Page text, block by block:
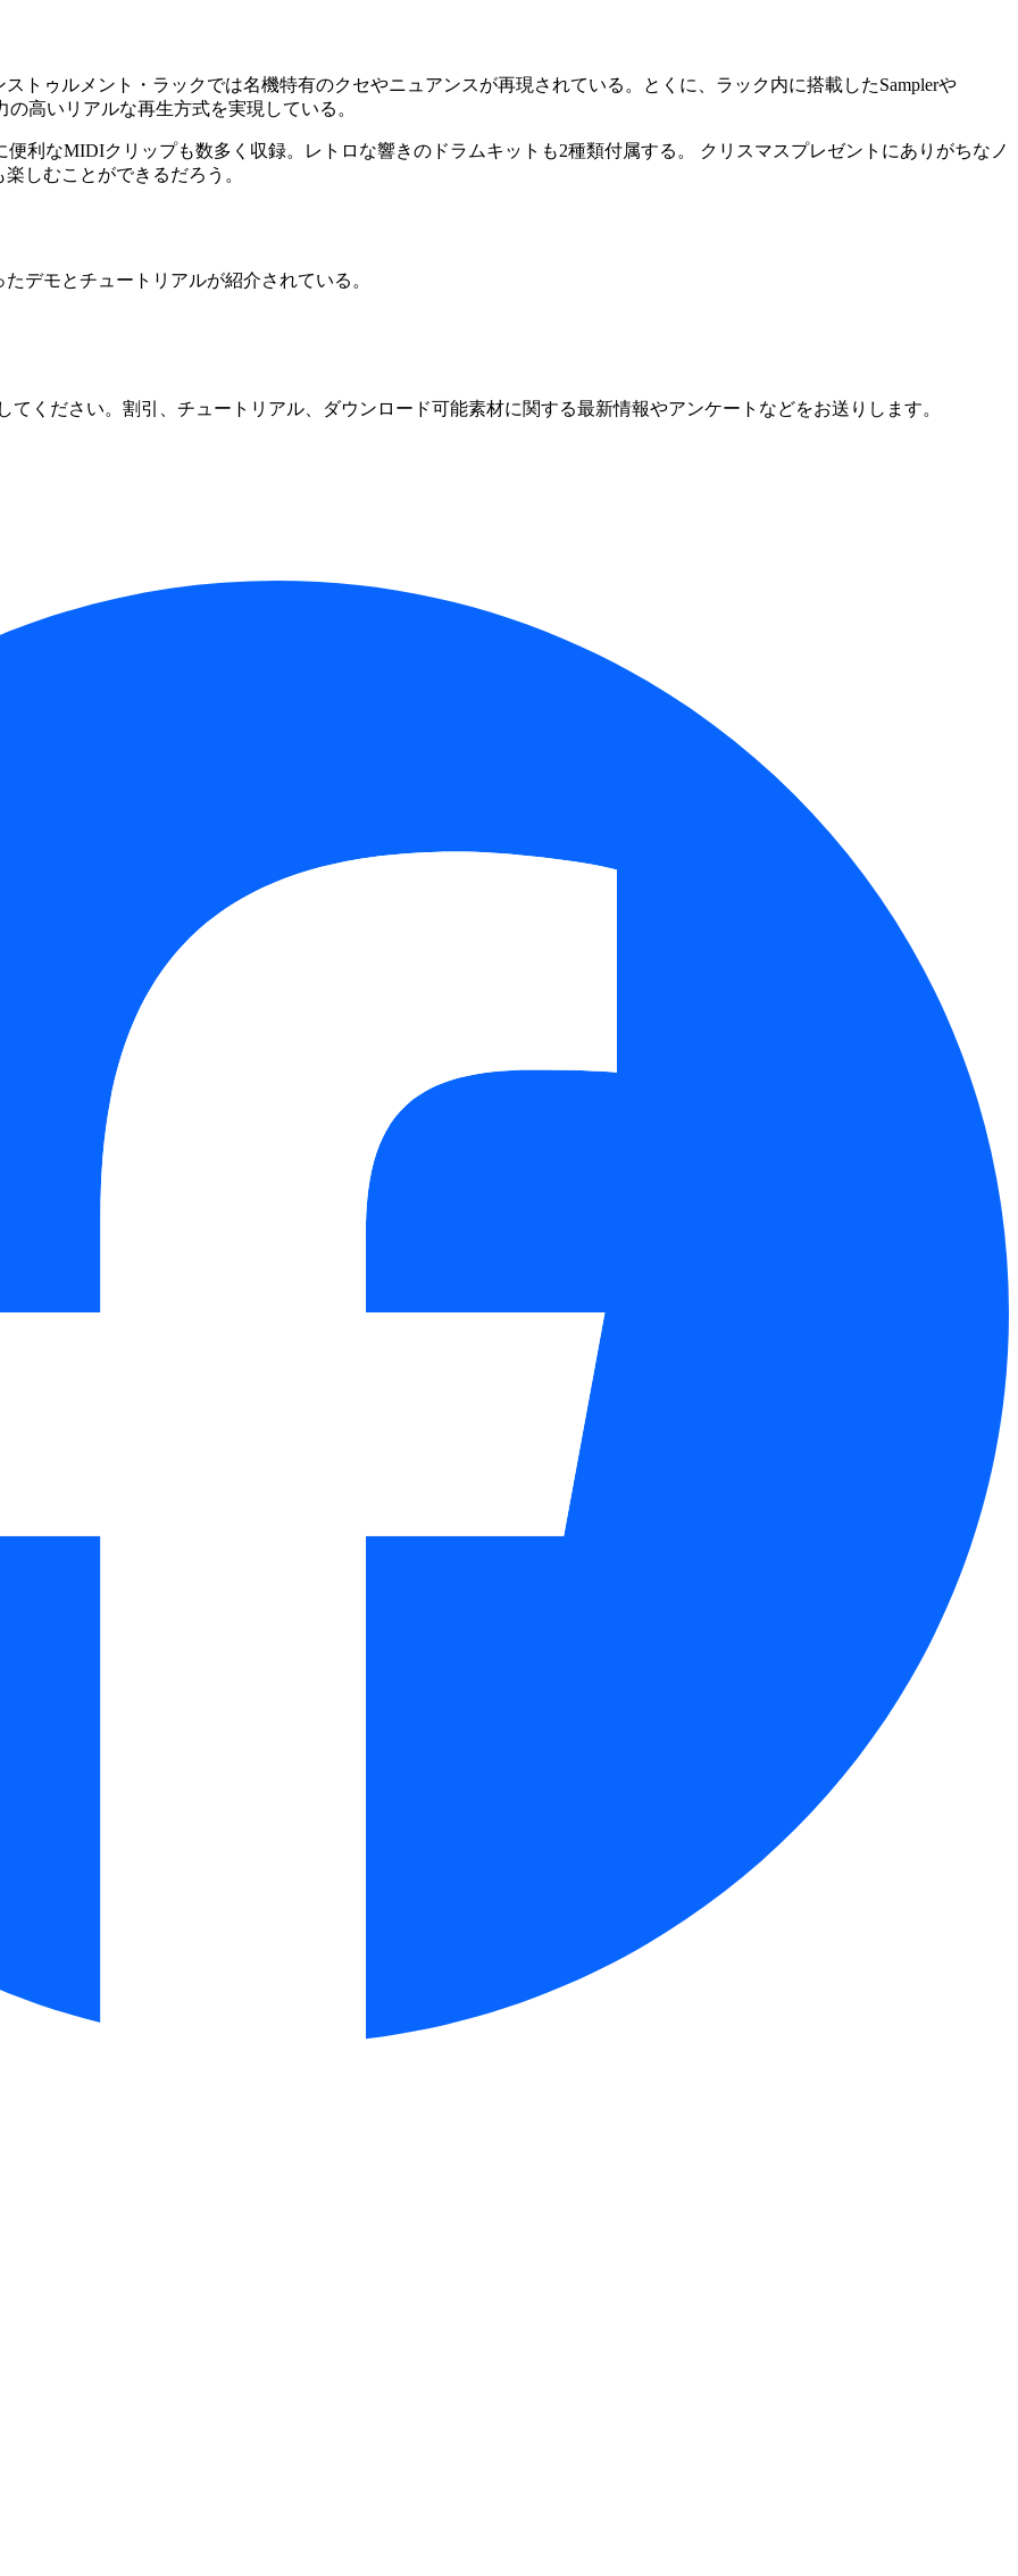
トゥルメント・ラックでは名機特有のクセやニュアンスが再現されている。とくに、ラック内に搭載したSamplerや
高いリアルな再生方式を実現している。
利なMIDIクリップも数多く収録。レトロな響きのドラムキットも2種類付属する。 クリスマスプレゼントにありがちなノ
しむことができるだろう。
デモとチュートリアルが紹介されている。
ください。割引、チュートリアル、ダウンロード可能素材に関する最新情報やアンケートなどをお送りします。